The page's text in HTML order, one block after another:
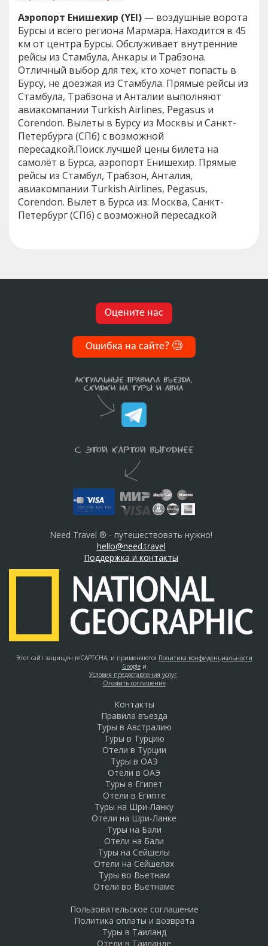
Аэропорт Енишехир (YEI) — воздушные ворота
Бурсы и всего региона Мармара. Находится в 45
км от центра Бурсы. Обслуживает внутренние
рейсы из Стамбула, Анкары и Трабзона.
Отличный выбор для тех, кто хочет попасть в
Бурсу, не доезжая из Стамбула. Прямые рейсы из
Стамбула, Трабзона и Анталии выполняют
авиакомпании Turkish Airlines, Pegasus и
Corendon. Вылеты в Бурсу из Москвы и Санкт-
Петербурга (СПб) с возможной
пересадкой.Поиск лучшей цены билета на
самолёт в Бурса, аэропорт Енишехир. Прямые
рейсы из Стамбул, Трабзон, Анталия,
авиакомпании Turkish Airlines, Pegasus,
Corendon. Вылет в Бурса из: Москва, Санкт-
Петербург (СПб) с возможной пересадкой
Оцените нас
Ошибка на сайте? 🧐
Need Travel ® - путешествовать нужно!
hello@need.travel
Поддержка и контакты
Этот сайт защищен reCAPTCHA, и применяются Политика конфиденциальности
Googleи
Условия предоставления услуг.
Отозвать соглашение
Контакты
Правила въезда
Туры в Австралию
Туры в Турцию
Отели в Турции
Туры в ОАЭ
Отели в ОАЭ
Туры в Египет
Отели в Египте
Туры на Шри-Ланку
Отели на Шри-Ланке
Туры на Бали
Отели на Бали
Туры на Сейшелы
Отели на Сейшелах
Туры во Вьетнам
Отели во Вьетнаме
Пользовательское соглашение
Политика оплаты и возврата
Туры в Таиланд
Отели в Таиланде